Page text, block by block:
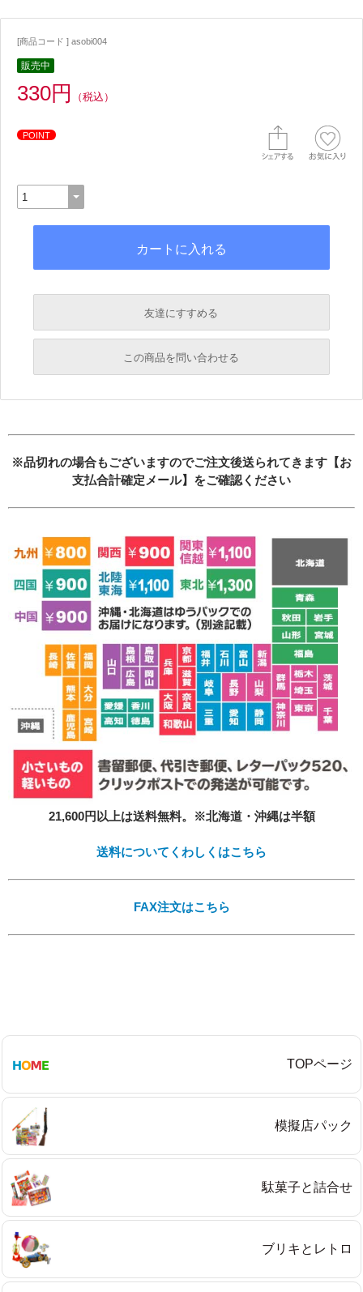
[商品コード ] asobi004
販売中
330円 （税込）
POINT
友達にすすめる
必須
この商品を問い合わせる
必須
Eメール
プライバシーポリシーをご確認ください。
プライバシーポリシーを確認しました。
※品切れの場合もございますのでご注文後送られてきます【お
支払合計確定メール】をご確認ください
21,600円以上は送料無料。※北海道・沖縄は半額
送料についてくわしくはこちら
FAX注文はこちら
TOPページ
模擬店パック
駄菓子と詰合せ
ブリキとレトロ